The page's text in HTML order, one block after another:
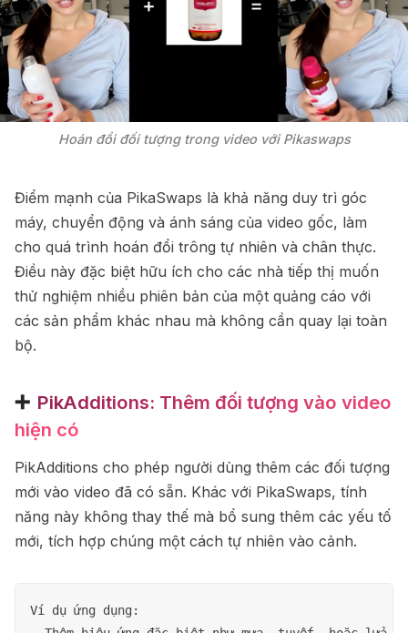
Hoán đổi đối tượng trong video với Pikaswaps
Điểm mạnh của PikaSwaps là khả năng duy trì góc
máy, chuyển động và ánh sáng của video gốc, làm
cho quá trình hoán đổi trông tự nhiên và chân thực.
Điều này đặc biệt hữu ích cho các nhà tiếp thị muốn
thử nghiệm nhiều phiên bản của một quảng cáo với
các sản phẩm khác nhau mà không cần quay lại toàn
bộ.
➕ PikAdditions: Thêm đối tượng vào video
hiện có
PikAdditions cho phép người dùng thêm các đối tượng
mới vào video đã có sẵn. Khác với PikaSwaps, tính
năng này không thay thế mà bổ sung thêm các yếu tố
mới, tích hợp chúng một cách tự nhiên vào cảnh.
Ví dụ ứng dụng: